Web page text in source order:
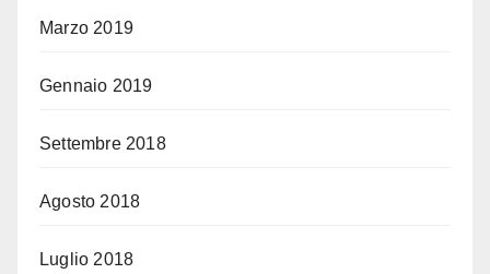
Marzo 2019
Gennaio 2019
Settembre 2018
Agosto 2018
Luglio 2018